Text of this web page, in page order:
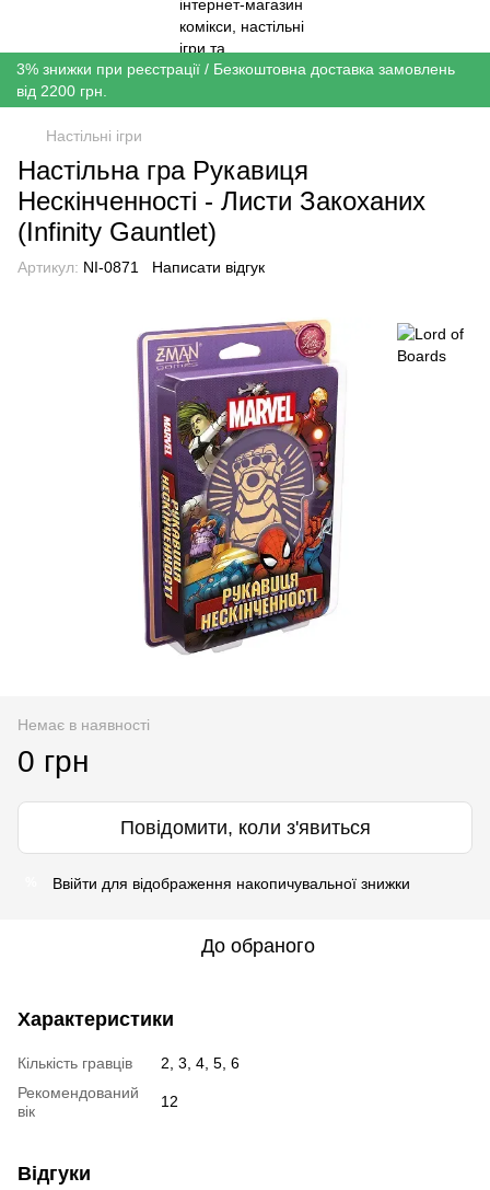
3% знижки при реєстрації / Безкоштовна доставка замовлень
від 2200 грн.
Настільні ігри
Настільна гра Рукавиця
Нескінченності - Листи Закоханих
(Infinity Gauntlet)
Артикул: NI-0871 Написати відгук
Немає в наявності
0 грн
Повідомити, коли з'явиться
Ввійти для відображення накопичувальної знижки
До обраного
Характеристики
Кількість гравців
2, 3, 4, 5, 6
Рекомендований
вік
12
Відгуки